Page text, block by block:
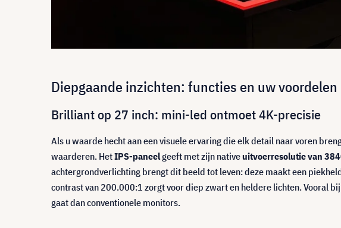
Diepgaande inzichten: functies en uw voordelen
Brilliant op 27 inch: mini-led ontmoet 4K-precisie
Als u waarde hecht aan een visuele ervaring die elk detail naar voren
waarderen. HetIPS-paneelgeeft met zijn nativeuitvoerresolutie van
achtergrondverlichting brengt dit beeld tot leven: deze maakt een
contrast van 200.000:1 zorgt voor diep zwart en heldere lichten. Vooral
gaat dan conventionele monitors.